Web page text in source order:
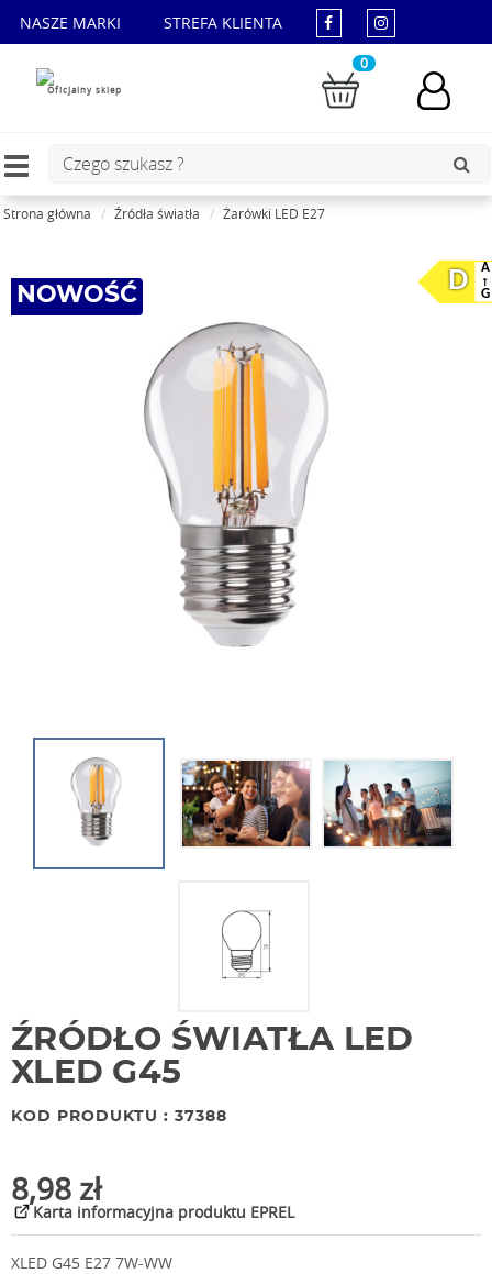
NASZE MARKI STREFA KLIENTA
Oficjalny sklep
0
Toggle
Strona główna Źródła światła Żarówki LED E27
D A
G
NOWOŚĆ
ŹRÓDŁO ŚWIATŁA LED
XLED G45
KOD PRODUKTU : 37388
8,98 zł
Karta informacyjna produktu EPREL
XLED G45 E27 7W-WW